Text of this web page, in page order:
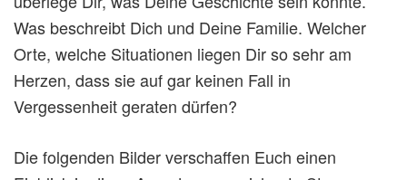
Was beschreibt Dich und Deine Familie. Welcher
Orte, welche Situationen liegen Dir so sehr am
Herzen, dass sie auf gar keinen Fall in
Vergessenheit geraten dürfen?
Die folgenden Bilder verschaffen Euch einen